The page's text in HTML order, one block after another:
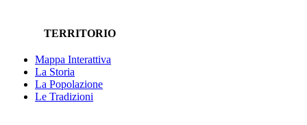
TERRITORIO
Mappa Interattiva
La Storia
La Popolazione
Le Tradizioni